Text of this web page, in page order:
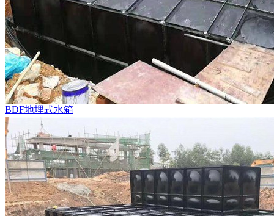
BDF地埋式水箱